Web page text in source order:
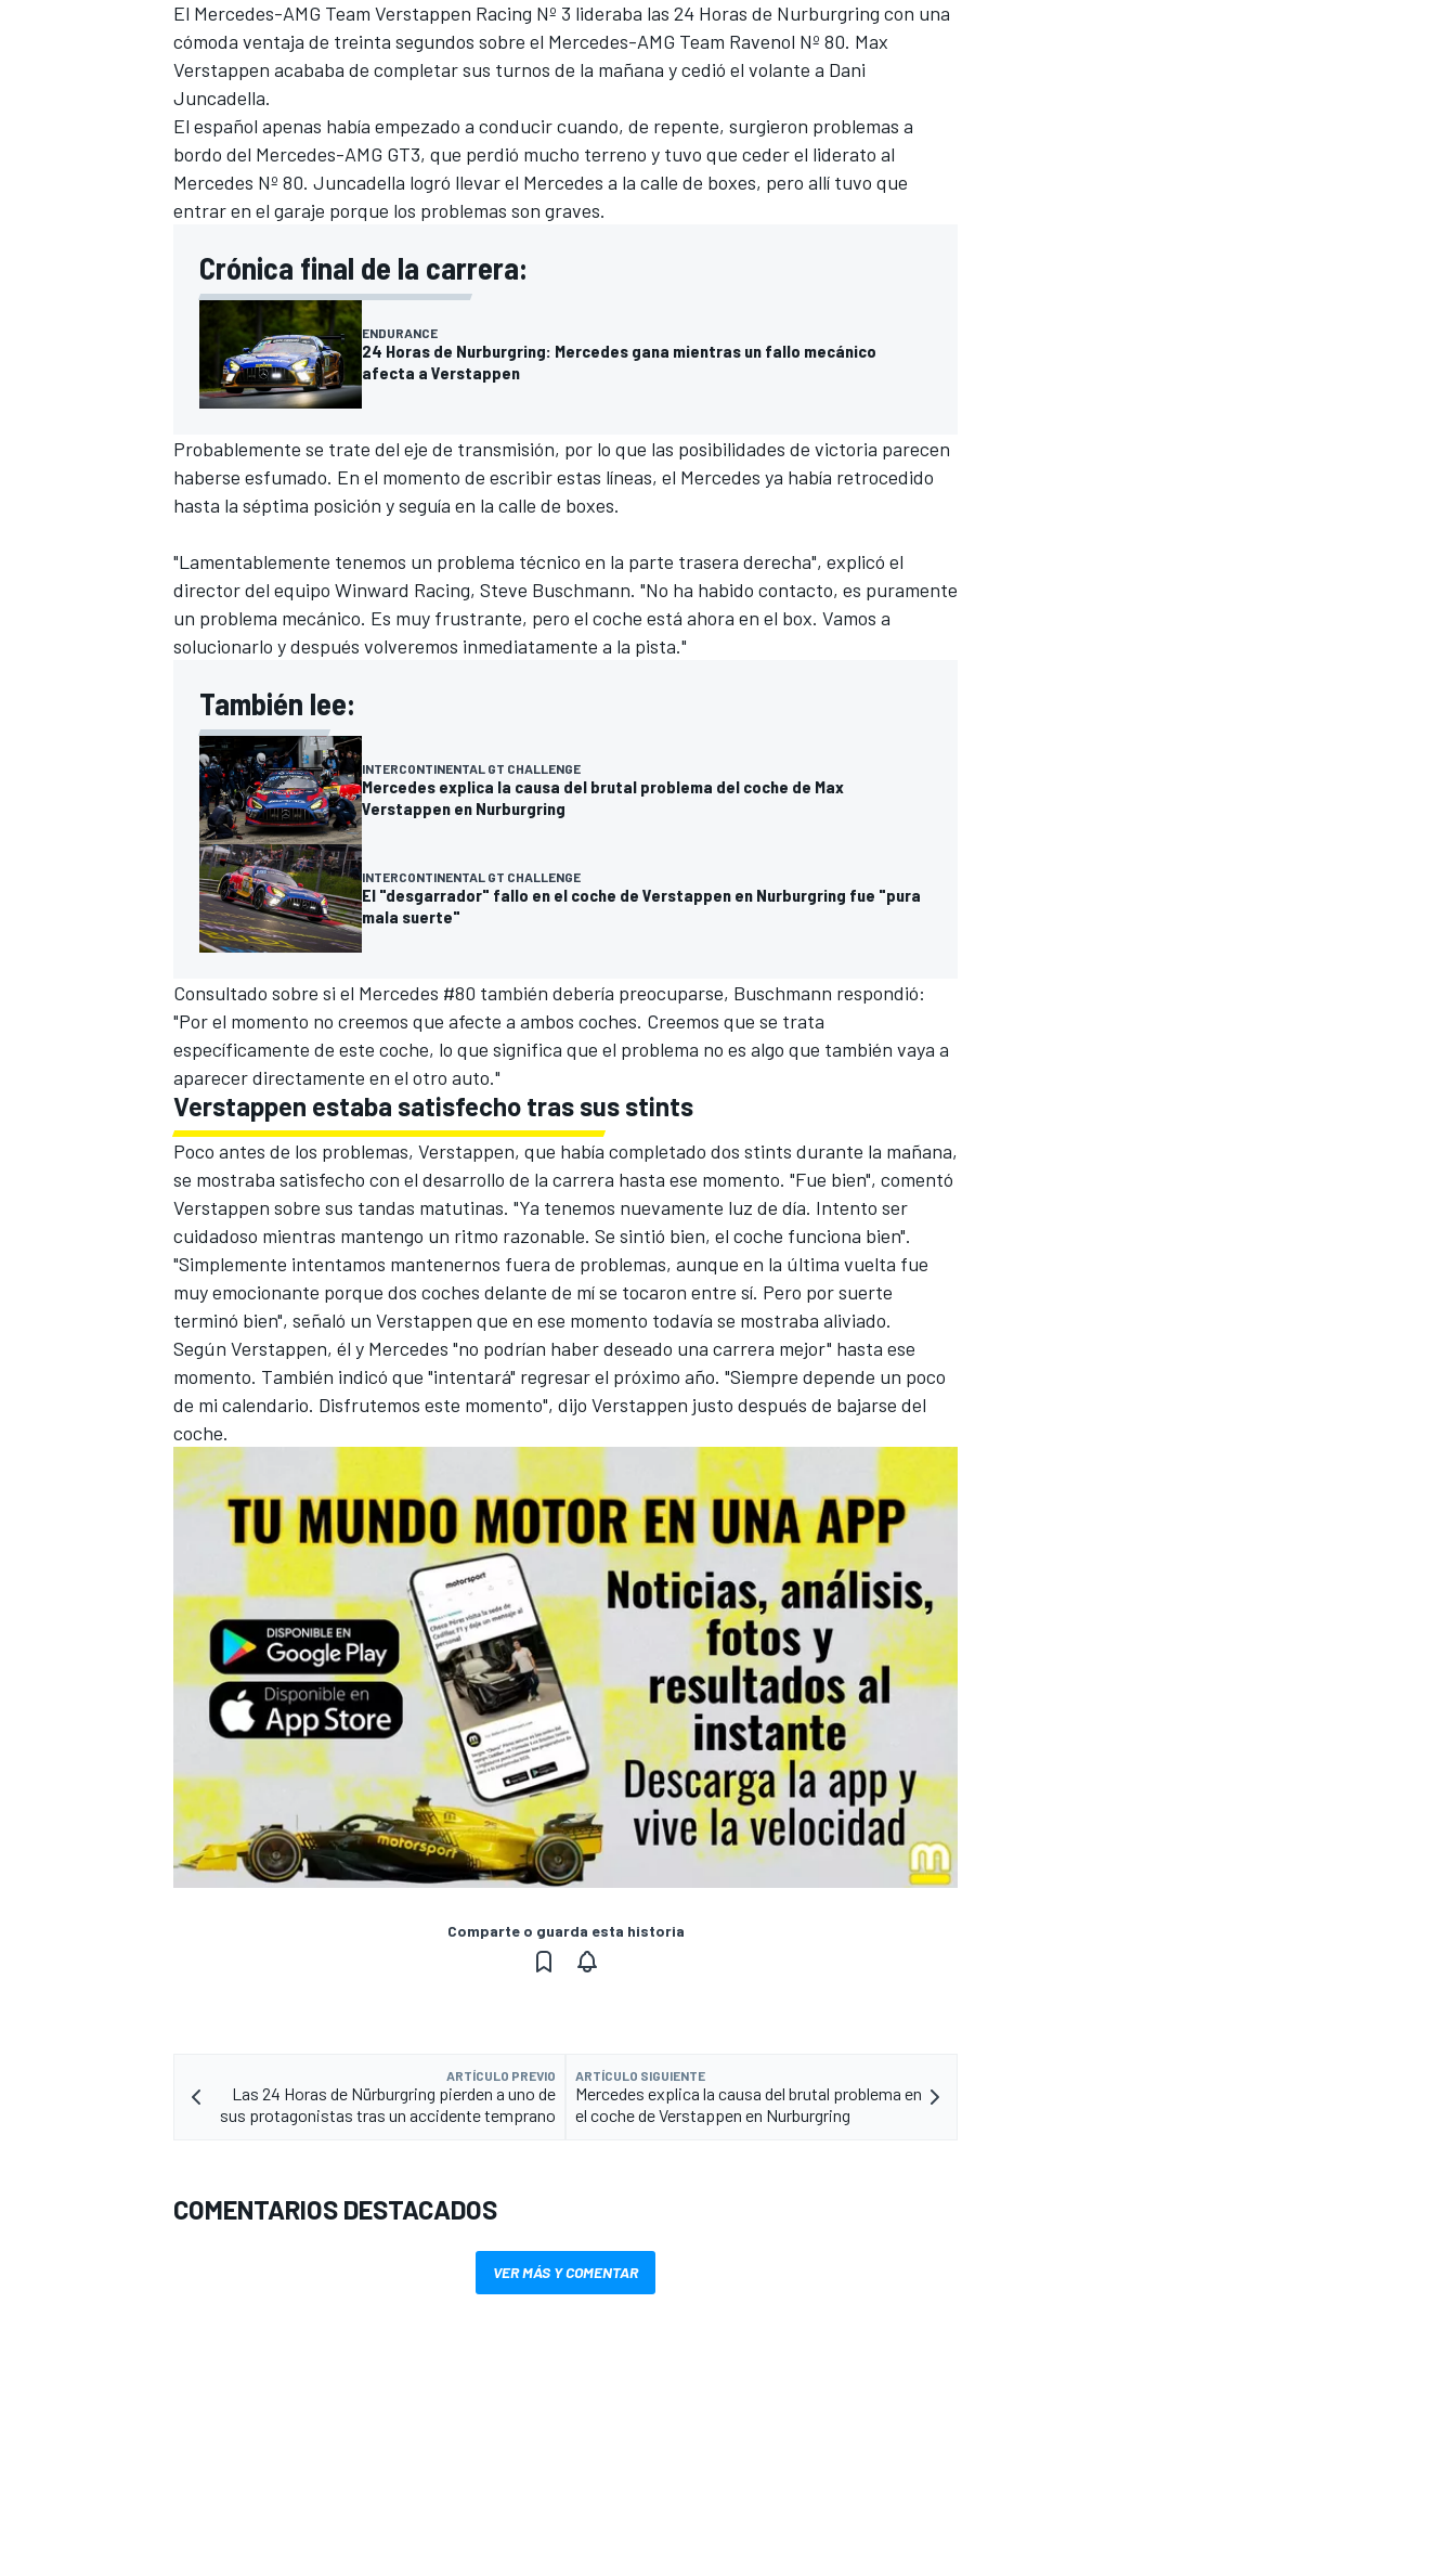
FÓRMULA E
WRC
MÁS CATEGORÍAS
El Mercedes-AMG Team Verstappen Racing Nº 3 lideraba las 24 Horas de Nurburgring con una
cómoda ventaja de treinta segundos sobre el Mercedes-AMG Team Ravenol Nº 80. Max
Verstappen acababa de completar sus turnos de la mañana y cedió el volante a Dani
Juncadella.
El español apenas había empezado a conducir cuando, de repente, surgieron problemas a
bordo del Mercedes-AMG GT3, que perdió mucho terreno y tuvo que ceder el liderato al
Mercedes Nº 80. Juncadella logró llevar el Mercedes a la calle de boxes, pero allí tuvo que
entrar en el garaje porque los problemas son graves.
Crónica final de la carrera:
ENDURANCE
24 Horas de Nurburgring: Mercedes gana mientras un fallo mecánico
afecta a Verstappen
Probablemente se trate del eje de transmisión, por lo que las posibilidades de victoria parecen
haberse esfumado. En el momento de escribir estas líneas, el Mercedes ya había retrocedido
hasta la séptima posición y seguía en la calle de boxes.
"Lamentablemente tenemos un problema técnico en la parte trasera derecha", explicó el
director del equipo Winward Racing, Steve Buschmann. "No ha habido contacto, es puramente
un problema mecánico. Es muy frustrante, pero el coche está ahora en el box. Vamos a
solucionarlo y después volveremos inmediatamente a la pista."
También lee:
INTERCONTINENTAL GT CHALLENGE
Mercedes explica la causa del brutal problema del coche de Max
Verstappen en Nurburgring
INTERCONTINENTAL GT CHALLENGE
El "desgarrador" fallo en el coche de Verstappen en Nurburgring fue "pura
mala suerte"
Consultado sobre si el Mercedes #80 también debería preocuparse, Buschmann respondió:
"Por el momento no creemos que afecte a ambos coches. Creemos que se trata
específicamente de este coche, lo que significa que el problema no es algo que también vaya a
aparecer directamente en el otro auto."
Verstappen estaba satisfecho tras sus stints
Poco antes de los problemas, Verstappen, que había completado dos stints durante la mañana,
se mostraba satisfecho con el desarrollo de la carrera hasta ese momento. "Fue bien", comentó
Verstappen sobre sus tandas matutinas. "Ya tenemos nuevamente luz de día. Intento ser
cuidadoso mientras mantengo un ritmo razonable. Se sintió bien, el coche funciona bien".
"Simplemente intentamos mantenernos fuera de problemas, aunque en la última vuelta fue
muy emocionante porque dos coches delante de mí se tocaron entre sí. Pero por suerte
terminó bien", señaló un Verstappen que en ese momento todavía se mostraba aliviado.
Según Verstappen, él y Mercedes "no podrían haber deseado una carrera mejor" hasta ese
momento. También indicó que "intentará" regresar el próximo año. "Siempre depende un poco
de mi calendario. Disfrutemos este momento", dijo Verstappen justo después de bajarse del
coche.
Comparte o guarda esta historia
ARTÍCULO PREVIO
Las 24 Horas de Nürburgring pierden a uno de
sus protagonistas tras un accidente temprano
ARTÍCULO SIGUIENTE
Mercedes explica la causa del brutal problema en
el coche de Verstappen en Nurburgring
COMENTARIOS DESTACADOS
VER MÁS Y COMENTAR